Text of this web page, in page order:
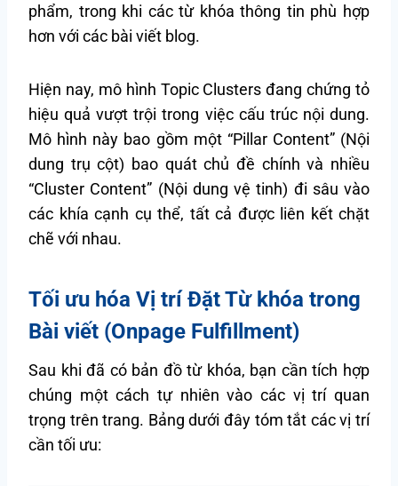
phẩm, trong khi các từ khóa thông tin phù hợp
hơn với các bài viết blog.
Hiện nay, mô hình Topic Clusters đang chứng tỏ
hiệu quả vượt trội trong việc cấu trúc nội dung.
Mô hình này bao gồm một “Pillar Content” (Nội
dung trụ cột) bao quát chủ đề chính và nhiều
“Cluster Content” (Nội dung vệ tinh) đi sâu vào
các khía cạnh cụ thể, tất cả được liên kết chặt
chẽ với nhau.
Tối ưu hóa Vị trí Đặt Từ khóa trong
Bài viết (Onpage Fulfillment)
Sau khi đã có bản đồ từ khóa, bạn cần tích hợp
chúng một cách tự nhiên vào các vị trí quan
trọng trên trang. Bảng dưới đây tóm tắt các vị trí
cần tối ưu: